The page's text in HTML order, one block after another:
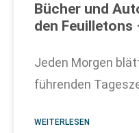
Bücher und
den Feuilletons
Jeden Morgen
führenden
WEITERLESEN